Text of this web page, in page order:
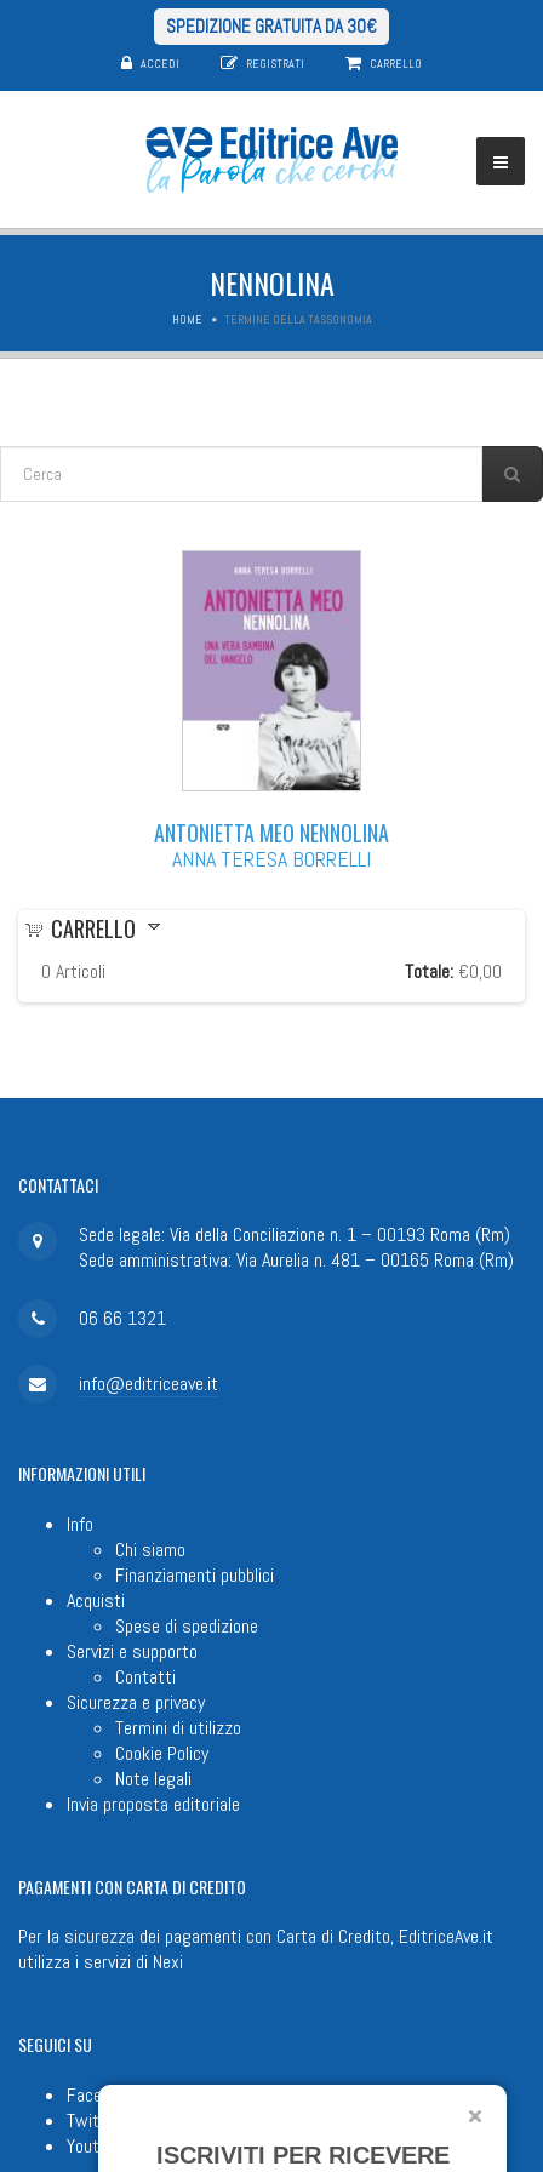
SPEDIZIONE GRATUITA DA 30€
ACCEDI REGISTRATI CARRELLO
NENNOLINA
HOME TERMINE DELLA TASSONOMIA
FORM DI RICERCA
ANTONIETTA MEO NENNOLINA
ANNA TERESA BORRELLI
CARRELLO
0 Articoli Totale: €0,00
CONTATTACI
Sede legale: Via della Conciliazione n. 1 – 00193 Roma (Rm)
Sede amministrativa: Via Aurelia n. 481 – 00165 Roma (Rm)
06 66 1321
info@editriceave.it
INFORMAZIONIUTILI
Info
Chi siamo
Finanziamenti pubblici
Acquisti
Spese di spedizione
Servizi e supporto
Contatti
Sicurezza e privacy
Termini di utilizzo
Cookie Policy
Note legali
Invia proposta editoriale
PAGAMENTICON CARTA DI CREDITO
Per la sicurezza dei pagamenti con Carta di Credito, EditriceAve.it
utilizza i servizi di Nexi
SEGUICISU
Facebook
Twitter
Youtube
ISCRIVITI PER RICEVERE